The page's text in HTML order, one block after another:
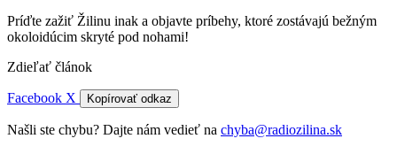
Príďte zažiť Žilinu inak a objavte príbehy, ktoré zostávajú bežným
okoloidúcim skryté pod nohami!
Zdieľať článok
Facebook X Kopírovať odkaz
Našli ste chybu? Dajte nám vedieť na chyba@radiozilina.sk